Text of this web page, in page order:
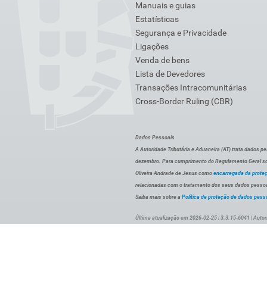
Manuais e guias
Estatísticas
Segurança e Privacidade
Ligações
Venda de bens
Lista de Devedores
Transações Intracomunitárias
Cross-Border Ruling (CBR)
Dados Pessoais
A Autoridade Tributária e Aduaneira (AT) trata dados
dezembro. Para cumprimento do Regulamento Geral
Oliveira Andrade de Jesus como encarregada da
relacionadas com o tratamento dos seus dados
Saiba mais sobre a Política de proteção de dados
Última atualização em 2026-02-25 | 3.3.15-6041 |